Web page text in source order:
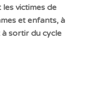
victimes de
et enfants, à
sortir du cycle